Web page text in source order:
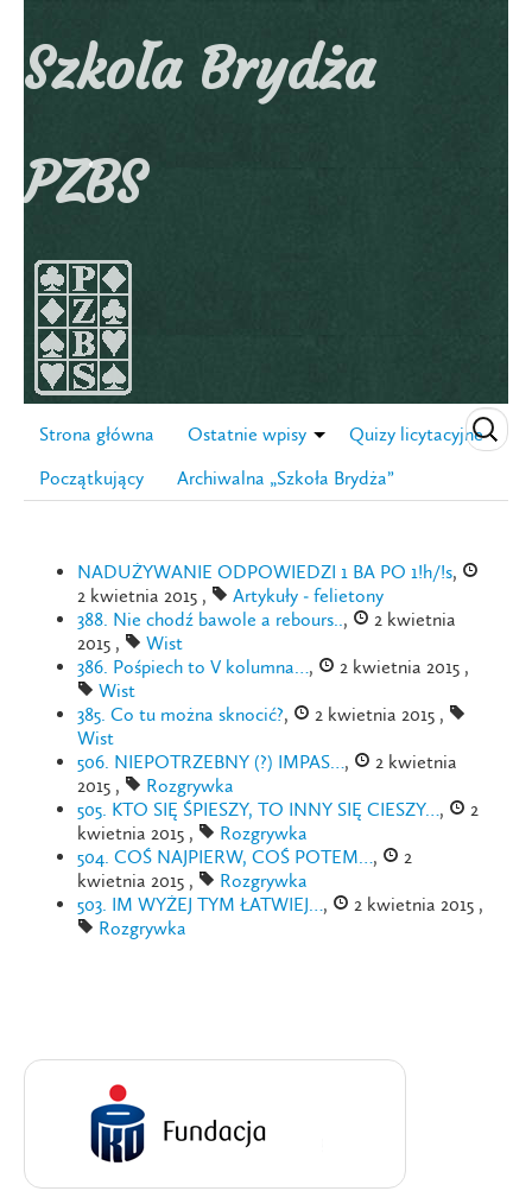
Szkoła Brydża
PZBS
Strona główna Ostatnie wpisy
Quizy licytacyjne
Początkujący
Archiwalna „Szkoła Brydża”
NADUŻYWANIE ODPOWIEDZI 1 BA PO 1!h/!s,
2 kwietnia 2015 ,
Artykuły - felietony
388. Nie chodź bawole a rebours..,
2 kwietnia
2015 ,
Wist
386. Pośpiech to V kolumna…,
2 kwietnia 2015 ,
Wist
385. Co tu można sknocić?,
2 kwietnia 2015 ,
Wist
506. NIEPOTRZEBNY (?) IMPAS…,
2 kwietnia
2015 ,
Rozgrywka
505. KTO SIĘ ŚPIESZY, TO INNY SIĘ CIESZY…,
2
kwietnia 2015 ,
Rozgrywka
504. COŚ NAJPIERW, COŚ POTEM…,
2
kwietnia 2015 ,
Rozgrywka
503. IM WYŻEJ TYM ŁATWIEJ…,
2 kwietnia 2015 ,
Rozgrywka